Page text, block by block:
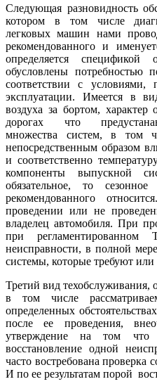
Следующая разновидность
котором в том числе
легковых машин нами
рекомендованного и
определяется спецификой
обусловлены
соответствии с
эксплуатации. Имеется в
воздуха за бортом, характер
дорогах что
множества систем, в том
непосредственным образом
и соответственно
компоненты выпускной
обязательное, то
рекомендованного
проведении или не
владелец автомобиля. При
при регламентированном
неисправности, в полной
системы, которые требуют
Третий вид техобслуживания,
в том числе
определенных
после ее проведения,
утверждение на том что
восстановление одной
часто востребована проверка
И по ее результатам порой